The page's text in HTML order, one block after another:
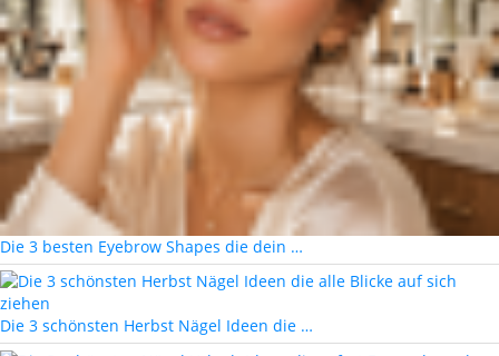
Die 3 besten Eyebrow Shapes die dein …
Die 3 schönsten Herbst Nägel Ideen die …